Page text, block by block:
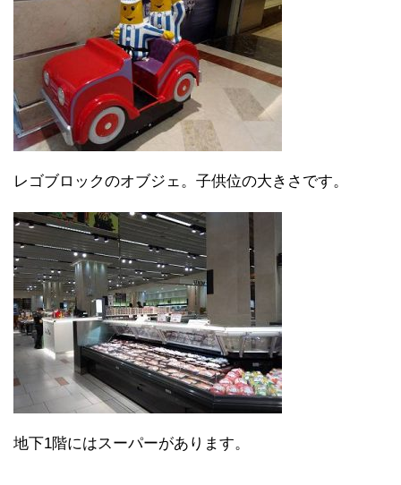
レゴブロックのオブジェ。子供位の大きさです。
地下1階にはスーパーがあります。